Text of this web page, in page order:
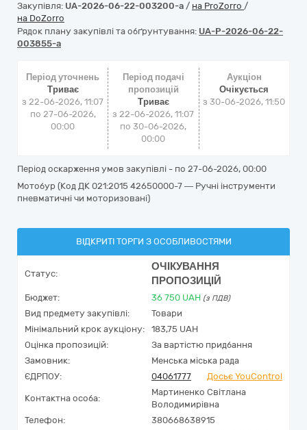
Закупівля: UA-2026-06-22-003200-a / на ProZorro /
на DoZorro
Рядок плану закупівлі та обґрунтування: UA-P-2026-06-22-
003855-a
Період уточнень
Триває
з 22-06-2026, 11:07
по 27-06-2026,
00:00
Період подачі
пропозицій
Триває
з 22-06-2026, 11:07
по 30-06-2026,
00:00
Аукціон
Очікується
з30-06-2026, 11:50
Період оскарження умов закупівлі - по 27-06-2026, 00:00
Мотобур (Код ДК 021:2015 42650000-7 — Ручні інструменти
пневматичні чи моторизовані)
ВІДКРИТІ ТОРГИ З ОСОБЛИВОСТЯМИ
Статус:
ОЧІКУВАННЯ
ПРОПОЗИЦІЙ
Бюджет: 36 750 UAH (з ПДВ)
Вид предмету закупівлі:
Товари
Мінімальний крок аукціону:
183,75 UAH
Оцінка пропозицій:
За вартістю придбання
Замовник:
Менська міська рада
ЄДРПОУ:
04061777 Досьє YouControl
Контактна особа:
Мартиненко Світлана
Володимирівна
Телефон:
380668638915